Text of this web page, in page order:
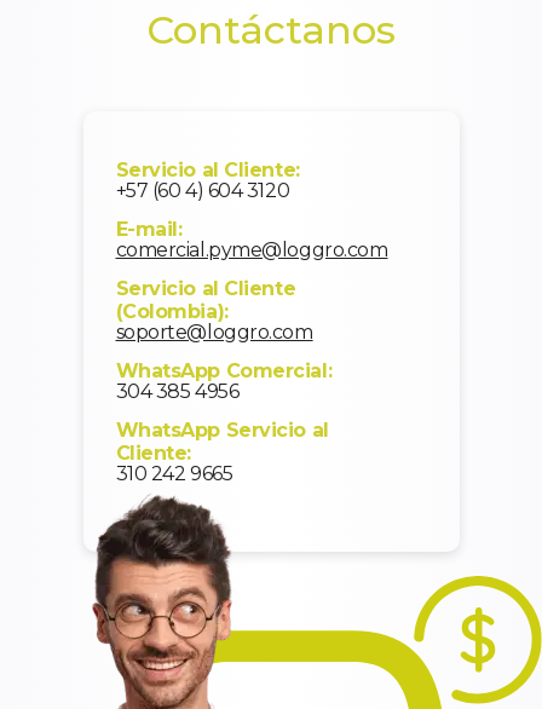
Contáctanos
Servicio al Cliente:
+57 (60 4) 604 3120
E-mail:
comercial.pyme@loggro.com
Servicio al Cliente
(Colombia):
soporte@loggro.com
WhatsApp Comercial:
304 385 4956
WhatsApp Servicio al
Cliente:
310 242 9665